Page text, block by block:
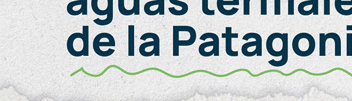
Energía
Se conocieron las ofertas
proyecto Andacollo